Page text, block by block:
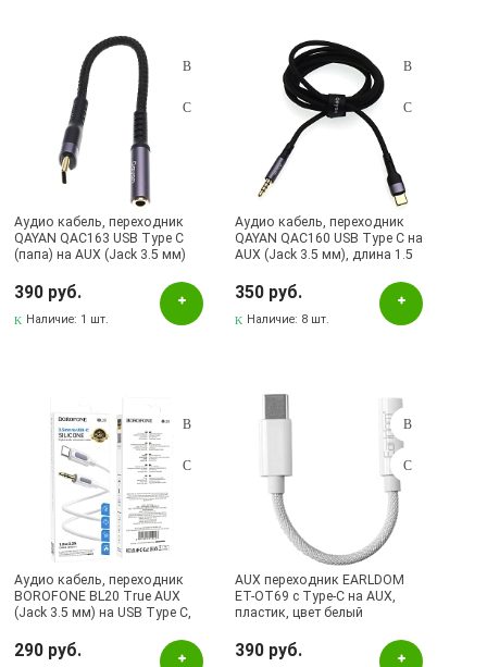
Аудио кабель, переходник
QAYAN QAC163 USB Type C
(папа) на AUX (Jack 3.5 мм)
черный
390 руб.
Наличие: 1 шт.
Аудио кабель, переходник
QAYAN QAC160 USB Type C на
AUX (Jack 3.5 мм), длина 1.5
350 руб.
Наличие: 8 шт.
Аудио кабель, переходник
BOROFONE BL20 True AUX
(Jack 3.5 мм) на USB Type C,
290 руб.
AUX переходник EARLDOM
ET-OT69 c Type-C на AUX,
пластик, цвет белый
390 руб.